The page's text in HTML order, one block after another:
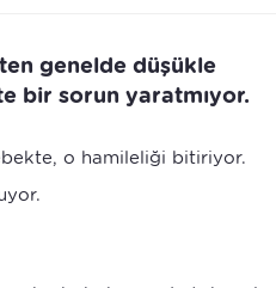
genelde düşükle
bir sorun yaratmıyor.
o hamileliği bitiriyor.